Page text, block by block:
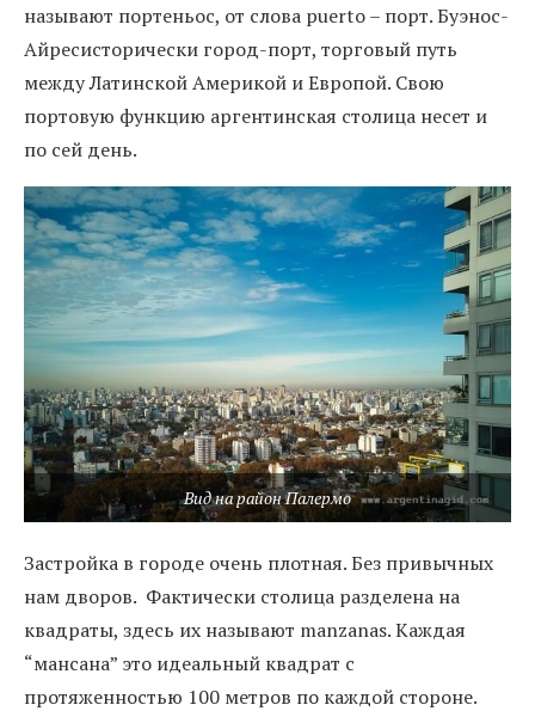
называют портеньос, от слова puerto – порт. Буэнос-
Айресисторически город-порт, торговый путь
между Латинской Америкой и Европой. Свою
портовую функцию аргентинская столица несет и
по сей день.
Вид на район Палермо
Застройка в городе очень плотная. Без привычных
нам дворов. Фактически столица разделена на
квадраты, здесь их называют manzanas. Каждая
“мансана” это идеальный квадрат с
протяженностью 100 метров по каждой стороне.